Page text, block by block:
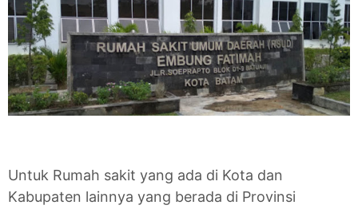
Untuk Rumah sakit yang ada di Kota dan
Kabupaten lainnya yang berada di Provinsi